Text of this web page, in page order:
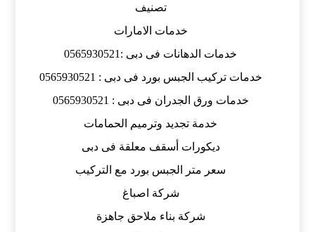
تصنيف
خدمات الامارات
خدمات الدهانات فى دبى :0565930521
خدمات تركيب الجبس بورد فى دبى : 0565930521
خدمات ورق الجدران فى دبى : 0565930521
خدمة تجديد وترميم الحمامات
ديكورات أسقف معلقة فى دبى
سعر متر الجبس بورد مع التركيب
شركة اصباغ
شركة بناء ملاحق جاهزة